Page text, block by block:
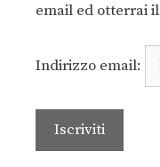
email ed otterrai
Indirizzo email: